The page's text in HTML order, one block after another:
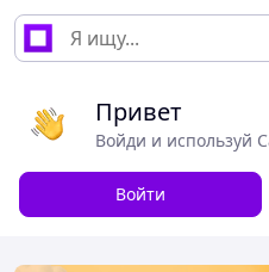
Привет
Войди и используй
Войти